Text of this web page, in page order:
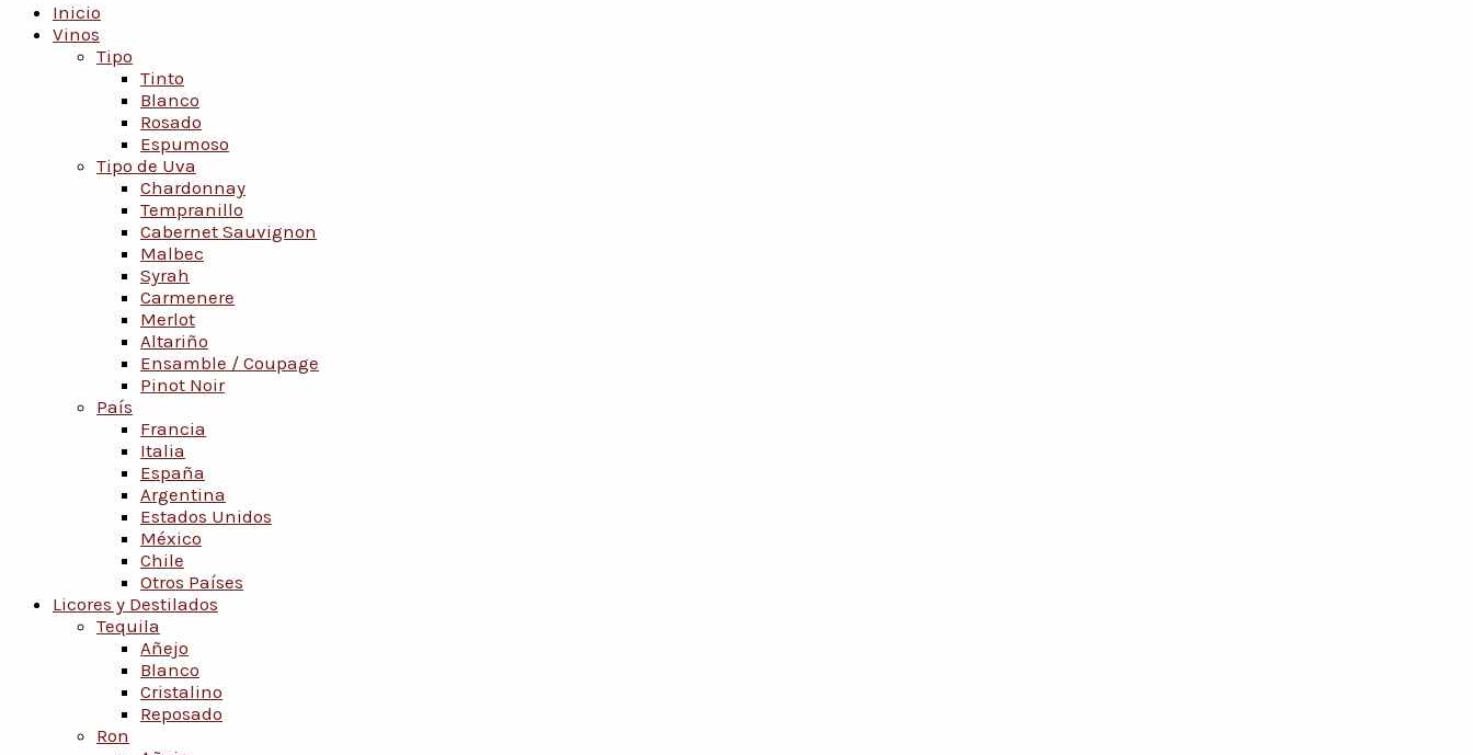
Inicio
Vinos
Tipo
Tinto
Blanco
Rosado
Espumoso
Tipo de Uva
Chardonnay
Tempranillo
Cabernet Sauvignon
Malbec
Syrah
Carmenere
Merlot
Altariño
Ensamble / Coupage
Pinot Noir
País
Francia
Italia
España
Argentina
Estados Unidos
México
Chile
Otros Países
Licores y Destilados
Tequila
Añejo
Blanco
Cristalino
Reposado
Ron